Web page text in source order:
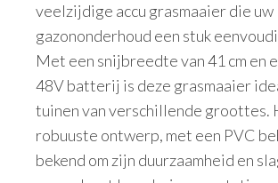
veelzijdige accu grasmaaier die uw
gazononderhoud een stuk
Met een snijbreedte van 41 cm en
48V batterij is deze grasmaaier
tuinen van verschillende groottes.
robuuste ontwerp, met een PVC
bekend om zijn duurzaamheid en